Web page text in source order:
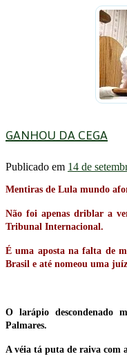
GANHOU DA CEGA
Publicado em 14 de
Mentiras de Lula mundo
Não foi apenas driblar a
Tribunal Internacional.
É uma aposta na falta de
Brasil e até nomeou uma
O larápio descondenado
Palmares.
A véia tá puta de raiva com